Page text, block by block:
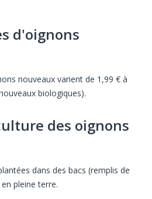
d'oignons
nouveaux varient de 1,99 € à
biologiques).
des oignons
dans des bacs (remplis de
pleine terre.